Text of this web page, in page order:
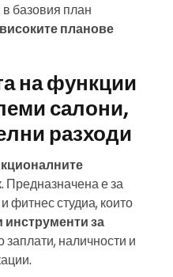
в базовия план
планове
на функции
салони,
разходи
Предназначена е за
фитнес студиа, които
за
заплати, наличности и